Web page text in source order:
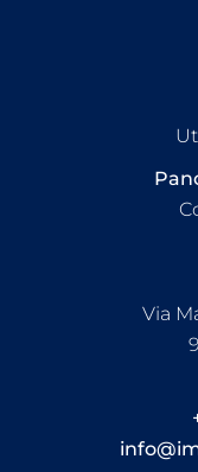
Via